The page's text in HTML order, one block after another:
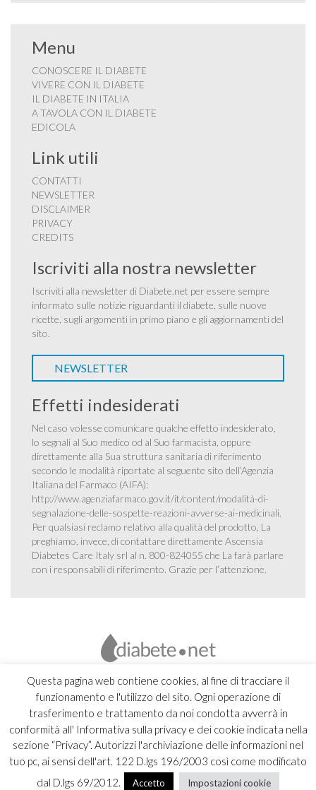
Questa pagina web contiene cookies, al fine di tracciare il
funzionamento e l'utilizzo del sito. Ogni operazione di
trasferimento e trattamento da noi condotta avverrà in
conformità all' Informativa sulla privacy e dei cookie indicata nella
sezione “Privacy”. Autorizzi l'archiviazione delle informazioni nel
tuo pc, ai sensi dell'art. 122 D.lgs 196/2003 così come modificato
dal D.lgs 69/2012.
Accetto Impostazioni cookie
Menu
CONOSCERE IL DIABETE
VIVERE CON IL DIABETE
IL DIABETE IN ITALIA
A TAVOLA CON IL DIABETE
EDICOLA
Link utili
CONTATTI
NEWSLETTER
DISCLAIMER
PRIVACY
CREDITS
Iscriviti alla nostra newsletter
Iscriviti alla newsletter di Diabete.net per essere sempre
informato sulle notizie riguardanti il diabete, sulle nuove
ricette, sugli argomenti in primo piano e gli aggiornamenti del
sito.
NEWSLETTER
Effetti indesiderati
Nel caso volesse comunicare qualche effetto indesiderato,
lo segnali al Suo medico od al Suo farmacista, oppure
direttamente alla Sua struttura sanitaria di riferimento
secondo le modalità riportate al seguente sito dell’Agenzia
Italiana del Farmaco (AIFA):
http://www.agenziafarmaco.gov.it/it/content/modalità-di-
segnalazione-delle-sospette-reazioni-avverse-ai-medicinali.
Per qualsiasi reclamo relativo alla qualità del prodotto, La
preghiamo, invece, di contattare direttamente Ascensia
Diabetes Care Italy srl al n. 800-824055 che La farà parlare
con i responsabili di riferimento. Grazie per l’attenzione.